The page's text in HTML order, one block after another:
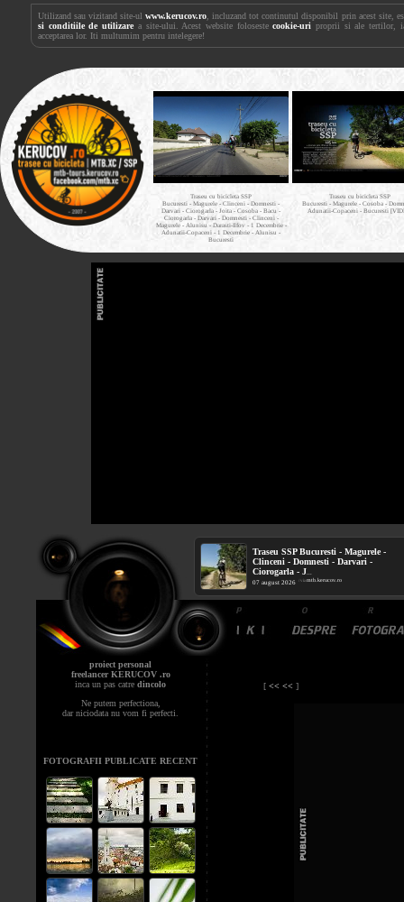
Utilizand sau vizitand site-ulwww.kerucov.ro , incluzand tot continutul disponibil prin acest site,
si conditiile de utilizare a site-ului. Acest website folosestecookie-uri proprii si ale tertilor,
acceptarea lor. Iti multumim pentru intelegere!
Traseu cu bicicleta SSP
Bucuresti - Magurele - Clinceni - Domnesti -
Darvari - Ciorogarla - Joita - Cosoba - Bacu -
Ciorogarla - Darvari - Domnesti - Clinceni -
Magurele - Alunisu - Darasti-Ilfov - 1 Decembrie -
Adunatii-Copaceni - 1 Decembrie - Alunisu -
Bucuresti
Traseu cu bicicleta SSP
Bucuresti - Magurele - Cosoba -
Adunatii-Copaceni - Bucuresti
Traseu SSP Bucuresti - Magurele -
Clinceni - Domnesti - Darvari -
Ciorogarla - J...
07 august 2026 / via mtb.kerucov.ro
proiect personal
freelancer KERUCOV .ro
inca un pas catre dincolo
Ne putem perfectiona,
dar niciodata nu vom fi perfecti.
FOTOGRAFII PUBLICATE RECENT
[<< << ]